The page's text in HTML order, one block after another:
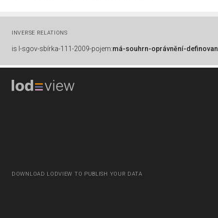
INVERSE RELATIONS
is l-sgov-sbírka-111-2009-pojem:má-souhrn-oprávnění-
DOWNLOAD LODVIEW TO PUBLISH YOUR DATA